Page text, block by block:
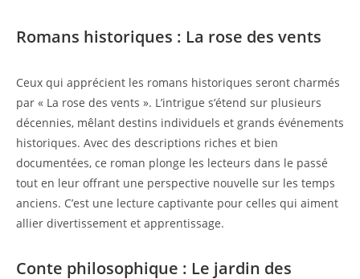
Romans historiques : La rose des vents
Ceux qui apprécient les romans historiques seront charmés
par « La rose des vents ». L’intrigue s’étend sur plusieurs
décennies, mêlant destins individuels et grands événements
historiques. Avec des descriptions riches et bien
documentées, ce roman plonge les lecteurs dans le passé
tout en leur offrant une perspective nouvelle sur les temps
anciens. C’est une lecture captivante pour celles qui aiment
allier divertissement et apprentissage.
Conte philosophique : Le jardin des